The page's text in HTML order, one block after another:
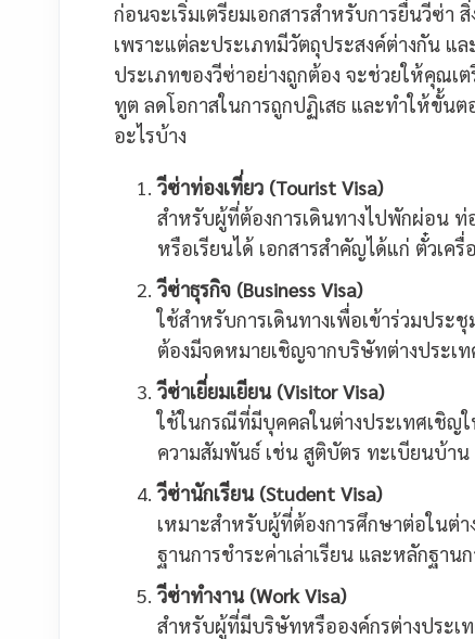
ก่อนจะเริ่มเตรียมเอกสารสำหรับการยื่นวีซ่า
เพราะแต่ละประเภทมีวัตถุประสงค์ต่างกัน แ
ประเภทของวีซ่าอย่างถูกต้อง จะช่วยให้คุณเ
ทูต ลดโอกาสในการถูกปฏิเสธ และทำให้ขั้น
อะไรบ้าง
วีซ่าท่องเที่ยว (Tourist Visa)
สำหรับผู้ที่ต้องการเดินทางไปพักผ่อน ท่
หรือเรียนได้ เอกสารสำคัญได้แก่ ตั๋วเค
วีซ่าธุรกิจ (Business Visa)
ใช้สำหรับการเดินทางเพื่อเข้าร่วมปร
ต้องมีจดหมายเชิญจากบริษัทต่างประเ
วีซ่าเยี่ยมเยียน (Visitor Visa)
ใช้ในกรณีที่มีบุคคลในต่างประเทศเชิญ
ความสัมพันธ์ เช่น สูติบัตร ทะเบียนบ้า
วีซ่านักเรียน (Student Visa)
เหมาะสำหรับผู้ที่ต้องการศึกษาต่อในต่
ฐานการชำระค่าเล่าเรียน และหลักฐาน
วีซ่าทำงาน (Work Visa)
สำหรับผู้ที่มีบริษัทหรือองค์กรต่างประเท